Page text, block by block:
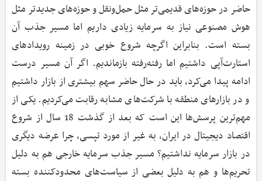
حاضر در حوزه‌های قدیمی‌تر مثل حمل‌ونقل و حوزه‌های جدیدتر مثل
هوش مصنوعی نیاز به سرمایه زیادی داریم اما مسیر جذب آن
بسته است. بنابراین اگرچه شروع خوبی در زمینه رویدادهای
استارت‌آپی داشتیم اما رفته‌رفته باز‌ماندیم. اگر آن مسیر درست
ادامه پیدا می‌کرد، باید در حال حاضر سهم بیشتری از بازار داشتیم
و در بازارهای منطقه با شرکت‌های مشابه رقابت می‌کردیم. یکی از
مهم‌ترین پرسش‌ها این است که بعد از گذشت 18 سال از شروع
اقتصاد دیجیتال در ایران، به غیر از مورد تپسی، چرا عرضه دیگری
در بازار سرمایه نداشتیم؟ مسیر جذب سرمایه خارجی هم به دلیل
تحریم‌ها و هم به دلیل بعضی از سیاست‌های محدودکننده بسته